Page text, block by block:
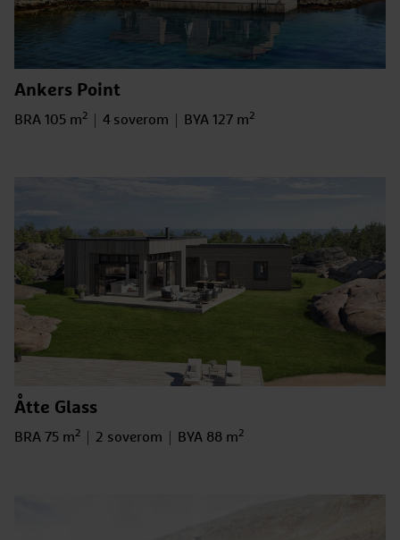
Ankers Point
Bruksareal
BRA 105 m2 Antall soverom
4 soverom BYA
BYA 127 m2
Åtte Glass
Bruksareal
BRA 75 m2 Antall soverom
2 soverom BYA
BYA 88 m2